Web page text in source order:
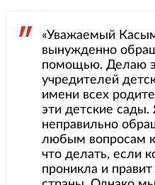
«Уважаемый
вынужденно
помощью. Делаю
учредителей
имени всех
эти детские
неправильно
любым вопросам к
что делать, если
проникла и